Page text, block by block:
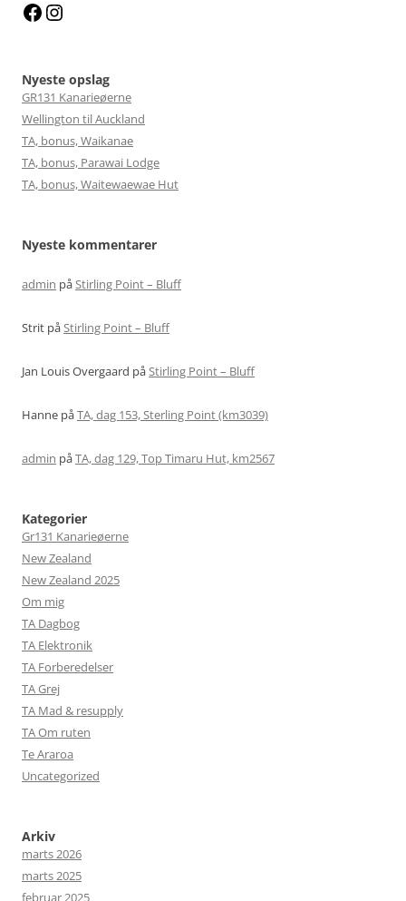
Facebook
Nyeste opslag
GR131 Kanarieøerne
Wellington til Auckland
TA, bonus, Waikanae
TA, bonus, Parawai Lodge
TA, bonus, Waitewaewae Hut
Nyeste kommentarer
admin påStirling Point – Bluff
Strit påStirling Point – Bluff
Jan Louis Overgaard påStirling Point – Bluff
Hanne påTA, dag 153, Sterling Point (km3039)
admin påTA, dag 129, Top Timaru Hut, km2567
Kategorier
Gr131 Kanarieøerne
New Zealand
New Zealand 2025
Om mig
TA Dagbog
TA Elektronik
TA Forberedelser
TA Grej
TA Mad & resupply
TA Om ruten
Te Araroa
Uncategorized
Arkiv
marts 2026
marts 2025
februar 2025